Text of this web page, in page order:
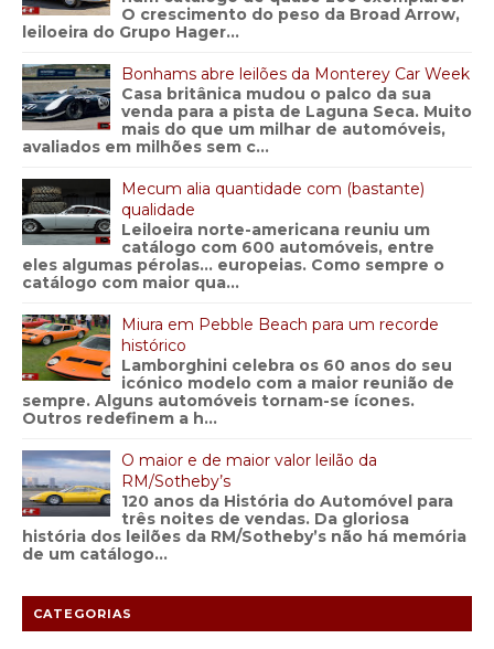
O crescimento do peso da Broad Arrow,
leiloeira do Grupo Hager...
Bonhams abre leilões da Monterey Car Week
Casa britânica mudou o palco da sua
venda para a pista de Laguna Seca. Muito
mais do que um milhar de automóveis,
avaliados em milhões sem c...
Mecum alia quantidade com (bastante)
qualidade
Leiloeira norte-americana reuniu um
catálogo com 600 automóveis, entre
eles algumas pérolas… europeias. Como sempre o
catálogo com maior qua...
Miura em Pebble Beach para um recorde
histórico
Lamborghini celebra os 60 anos do seu
icónico modelo com a maior reunião de
sempre. Alguns automóveis tornam-se ícones.
Outros redefinem a h...
O maior e de maior valor leilão da
RM/Sotheby’s
120 anos da História do Automóvel para
três noites de vendas. Da gloriosa
história dos leilões da RM/Sotheby’s não há memória
de um catálogo...
CATEGORIAS